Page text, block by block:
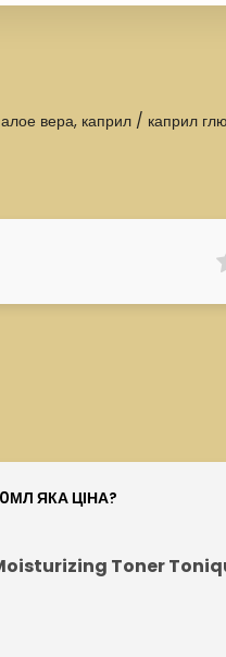
алое вера, каприл / каприл
ЯКА ЦІНА?
Toner